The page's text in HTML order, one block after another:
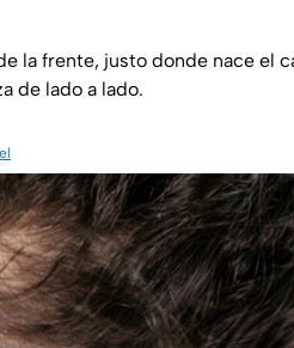
la frente, justo donde nace el
de lado a lado.